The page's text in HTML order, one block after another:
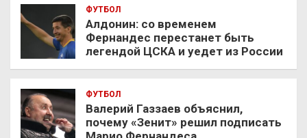
ФУТБОЛ
Алдонин: со временем
Фернандес перестанет быть
легендой ЦСКА и уедет из России
ФУТБОЛ
Валерий Газзаев объяснил,
почему «Зенит» решил подписать